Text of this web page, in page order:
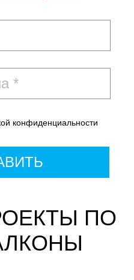
конфиденциальности
ПО